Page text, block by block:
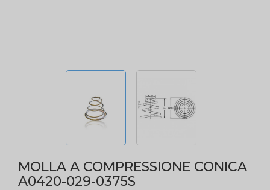
MOLLA A COMPRESSIONE CONICA
A0420-029-0375S